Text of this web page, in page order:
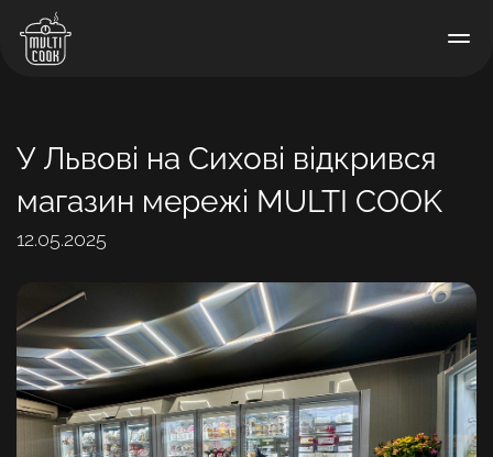
У Львові на Сихові відкрився
магазин мережі MULTI COOK
12.05.2025